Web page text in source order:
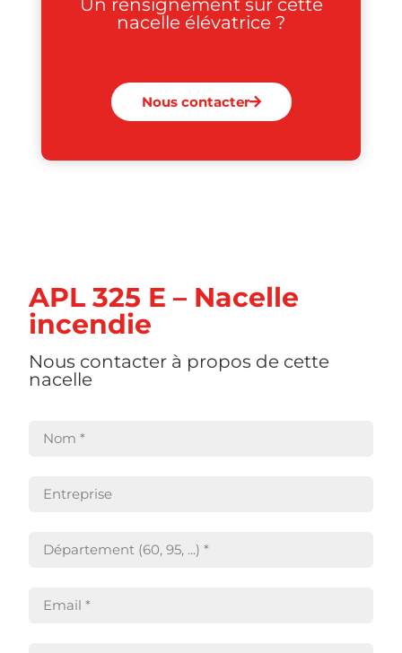
Un rensignement sur cette
nacelle élévatrice ?
Nous contacter
APL 325 E – Nacelle
incendie
Nous contacter à propos de cette
nacelle